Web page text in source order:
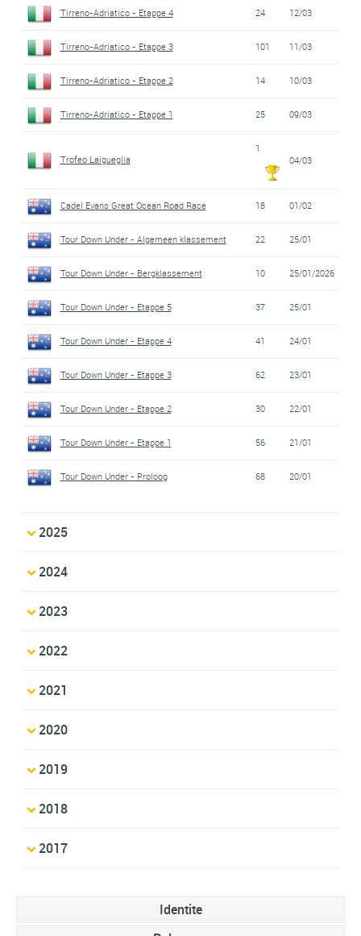
Tirreno-Adriatico - Etappe 4 24 12/03
Tirreno-Adriatico - Etappe 3 101 11/03
Tirreno-Adriatico - Etappe 2 14 10/03
Tirreno-Adriatico - Etappe 1 25 09/03
Trofeo Laigueglia
1
04/03
Cadel Evans Great Ocean Road Race 18 01/02
Tour Down Under - Algemeen klassement 22 25/01
Tour Down Under - Bergklassement 10 25/01/2026
Tour Down Under - Etappe 5 37 25/01
Tour Down Under - Etappe 4 41 24/01
Tour Down Under - Etappe 3 62 23/01
Tour Down Under - Etappe 2 30 22/01
Tour Down Under - Etappe 1 56 21/01
Tour Down Under - Proloog 68 20/01
2025
2024
2023
2022
2021
2020
2019
2018
2017
Identite